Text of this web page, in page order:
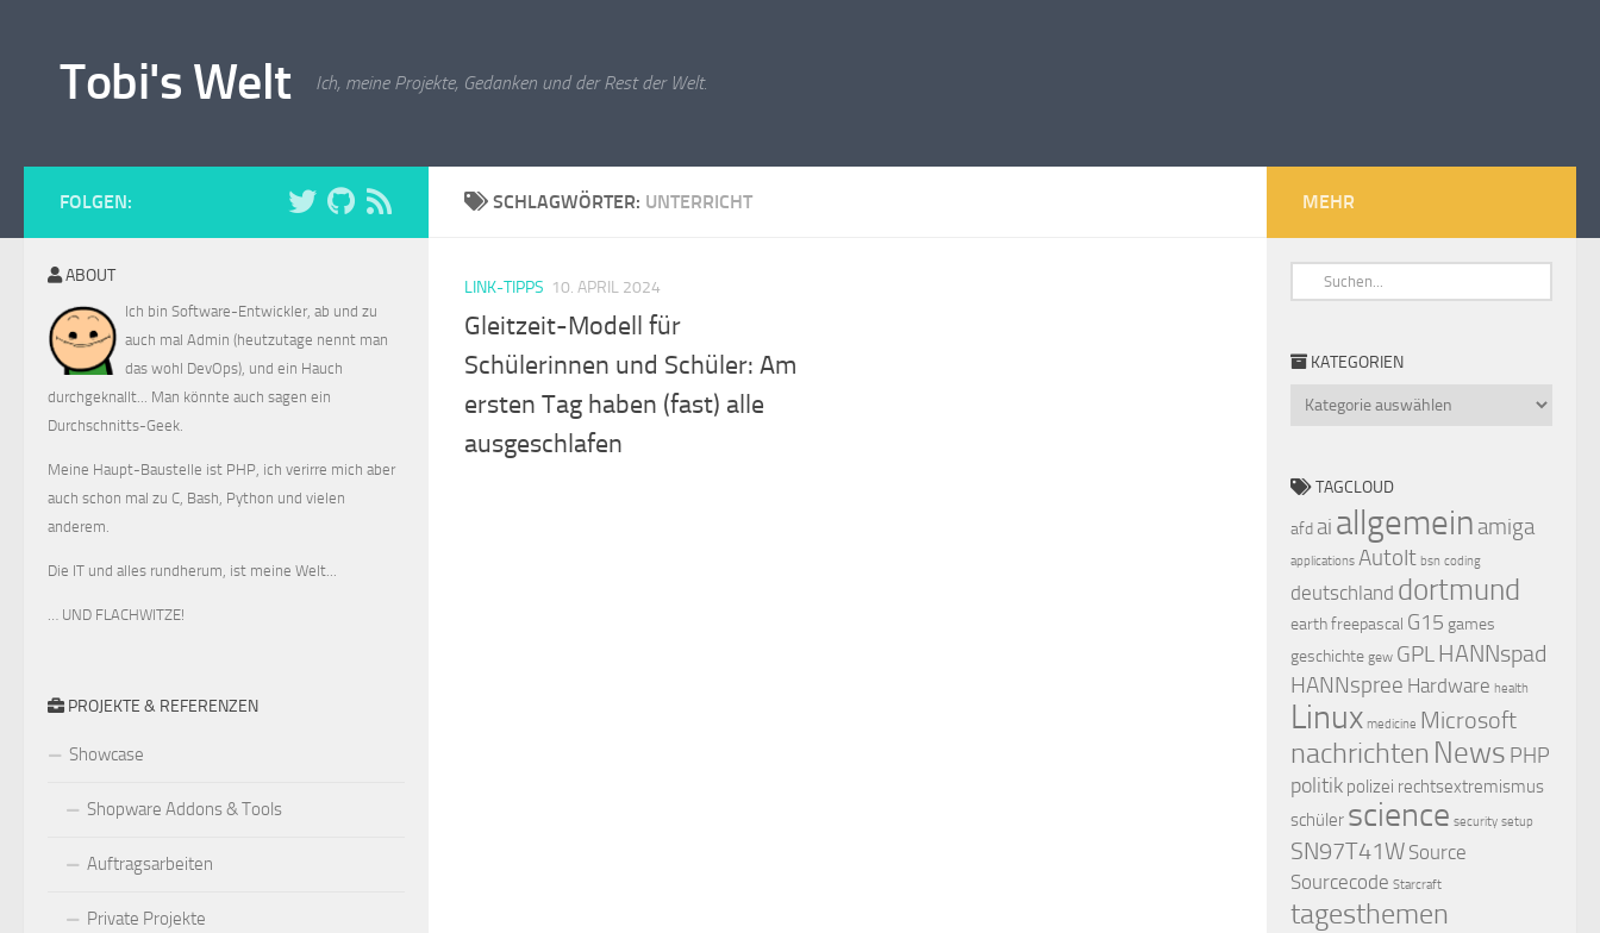
Tobi's Welt Ich, meine Projekte, Gedanken und der Rest der Welt.
SCHLAGWÖRTER: UNTERRICHT
LINK-TIPPS 10. APRIL 2024
Gleitzeit-Modell für
Schülerinnen und Schüler: Am
ersten Tag haben (fast) alle
ausgeschlafen
FOLGEN:
ABOUT
Ich bin Software-Entwickler, ab und zu
auch mal Admin (heutzutage nennt man
das wohl DevOps), und ein Hauch
durchgeknallt... Man könnte auch sagen ein
Durchschnitts-Geek.
Meine Haupt-Baustelle ist PHP, ich verirre mich aber
auch schon mal zu C, Bash, Python und vielen
anderem.
Die IT und alles rundherum, ist meine Welt...
… UND FLACHWITZE!
PROJEKTE & REFERENZEN
Showcase
Shopware Addons & Tools
Auftragsarbeiten
Private Projekte
MEHR
KATEGORIEN
TAGCLOUD
afd ai allgemein amiga
applications AutoIt bsn coding
deutschland dortmund
earthfreepascal G15 games
geschichte gew GPLHANNspad
HANNspree Hardware health
Linux medicine Microsoft
nachrichten News PHP
politik polizei rechtsextremismus
schüler science security setup
SN97T41W Source
Sourcecode Starcraft
tagesthemen